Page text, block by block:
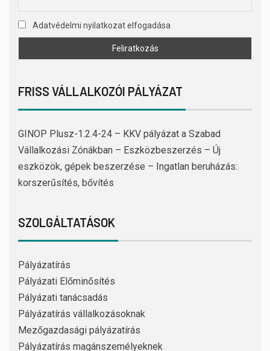
Adatvédelmi nyilatkozat elfogadása
FRISS VÁLLALKOZÓI PÁLYÁZAT
GINOP Plusz-1.2.4-24 – KKV pályázat a Szabad
Vállalkozási Zónákban – Eszközbeszerzés – Új
eszközök, gépek beszerzése – Ingatlan beruházás:
korszerűsítés, bővítés
SZOLGÁLTATÁSOK
Pályázatírás
Pályázati Előminősítés
Pályázati tanácsadás
Pályázatírás vállalkozásoknak
Mezőgazdasági pályázatírás
Pályázatírás magánszemélyeknek